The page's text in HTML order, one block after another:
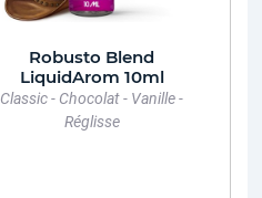
Robusto Blend
LiquidArom 10ml
Classic - Chocolat - Vanille -
Réglisse